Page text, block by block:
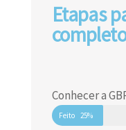
Etapas
Conhecer a
Feito 25%